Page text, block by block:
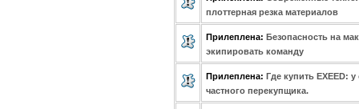
плоттерная резка материалов
Прилеплена: Безопасность на
экипировать команду
Прилеплена: Где купить EXEED:
частного перекупщика.